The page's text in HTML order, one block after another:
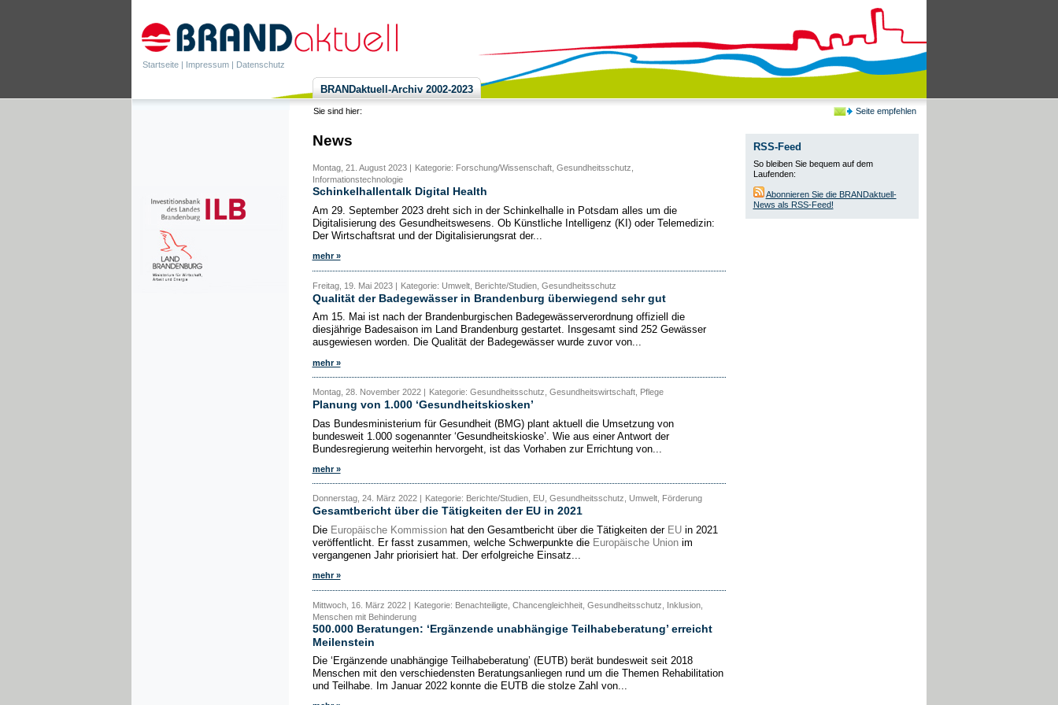
Startseite | Impressum | Datenschutz
Seite empfehlen
BRANDaktuell-Archiv 2002-2023
Sie sind hier:
News
Montag, 21. August 2023 |
Kategorie: Forschung/Wissenschaft, Gesundheitsschutz,
Informationstechnologie
Schinkelhallentalk Digital Health
Am 29. September 2023 dreht sich in der Schinkelhalle in Potsdam alles um die
Digitalisierung des Gesundheitswesens. Ob Künstliche Intelligenz (KI) oder Telemedizin:
Der Wirtschaftsrat und der Digitalisierungsrat der...
mehr »
Freitag, 19. Mai 2023 | Kategorie: Umwelt, Berichte/Studien, Gesundheitsschutz
Qualität der Badegewässer in Brandenburg überwiegend sehr gut
Am 15. Mai ist nach der Brandenburgischen Badegewässerverordnung offiziell die
diesjährige Badesaison im Land Brandenburg gestartet. Insgesamt sind 252 Gewässer
ausgewiesen worden. Die Qualität der Badegewässer wurde zuvor von...
mehr »
Montag, 28. November 2022 | Kategorie: Gesundheitsschutz, Gesundheitswirtschaft, Pflege
Planung von 1.000 ‘Gesundheitskiosken’
Das Bundesministerium für Gesundheit (BMG) plant aktuell die Umsetzung von
bundesweit 1.000 sogenannter ‘Gesundheitskioske’. Wie aus einer Antwort der
Bundesregierung weiterhin hervorgeht, ist das Vorhaben zur Errichtung von...
mehr »
Donnerstag, 24. März 2022 | Kategorie: Berichte/Studien, EU, Gesundheitsschutz, Umwelt, Förderung
Gesamtbericht über die Tätigkeiten der EU in 2021
Die Europäische Kommissionhat den Gesamtbericht über die Tätigkeiten der EUin 2021
veröffentlicht. Er fasst zusammen, welche Schwerpunkte die Europäische Unionim
vergangenen Jahr priorisiert hat. Der erfolgreiche Einsatz...
mehr »
Mittwoch, 16. März 2022 | Kategorie: Benachteiligte, Chancengleichheit, Gesundheitsschutz, Inklusion,
Menschen mit Behinderung
500.000 Beratungen: ‘Ergänzende unabhängige Teilhabeberatung’ erreicht
Meilenstein
Die ‘Ergänzende unabhängige Teilhabeberatung’ (EUTB) berät bundesweit seit 2018
Menschen mit den verschiedensten Beratungsanliegen rund um die Themen Rehabilitation
und Teilhabe. Im Januar 2022 konnte die EUTB die stolze Zahl von...
RSS-Feed
So bleiben Sie bequem auf dem
Laufenden:
Abonnieren Sie die BRANDaktuell-
News als RSS-Feed!